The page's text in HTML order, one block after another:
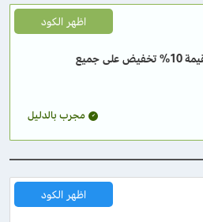
كود خصم بشرة كير 2026 بقيمة 10% تخفيض على جميع
اظهر الكود
مجرب بالدليل
اظهر الكود